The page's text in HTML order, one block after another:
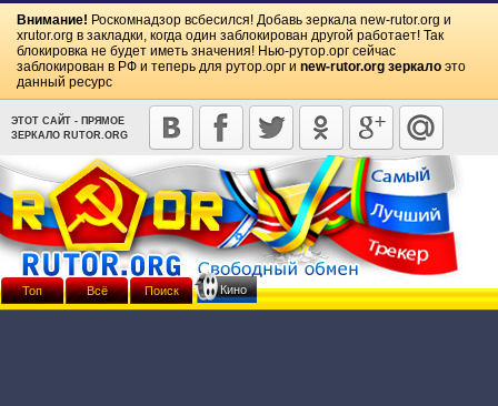
Внимание! Роскомнадзор всбесился! Добавь зеркала new-rutor.org и
xrutor.org в закладки, когда один заблокирован другой работает! Так
блокировка не будет иметь значения! Нью-рутор.орг сейчас
заблокирован в РФ и теперь для рутор.орг и new-rutor.org зеркало это
данный ресурс
ЭТОТ САЙТ - ПРЯМОЕ
ЗЕРКАЛО RUTOR.ORG